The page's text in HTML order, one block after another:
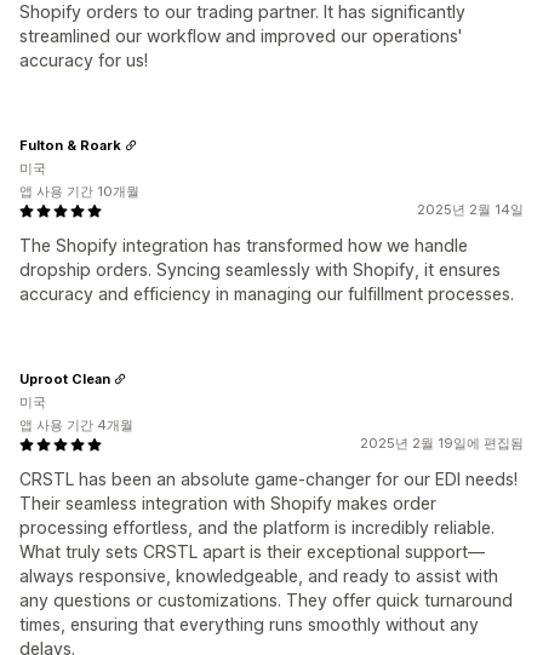
Shopify orders to our trading partner. It has significantly
streamlined our workflow and improved our operations'
accuracy for us!
2025년 2월 14일
The Shopify integration has transformed how we handle
dropship orders. Syncing seamlessly with Shopify, it ensures
accuracy and efficiency in managing our fulfillment processes.
Fulton & Roark
미국
앱 사용 기간 10개월
2025년 2월 19일에 편집됨
CRSTL has been an absolute game-changer for our EDI needs!
Their seamless integration with Shopify makes order
processing effortless, and the platform is incredibly reliable.
What truly sets CRSTL apart is their exceptional support—
always responsive, knowledgeable, and ready to assist with
any questions or customizations. They offer quick turnaround
times, ensuring that everything runs smoothly without any
delays.
Uproot Clean
미국
앱 사용 기간 4개월